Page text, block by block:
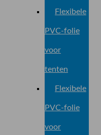
Flexibele
PVC-folie
voor
tenten
Flexibele
PVC-folie
voor